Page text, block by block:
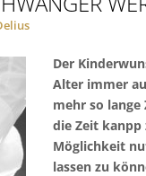
Der
Alter immer
mehr so lange
die Zeit kanpp
Möglichkeit
lassen zu